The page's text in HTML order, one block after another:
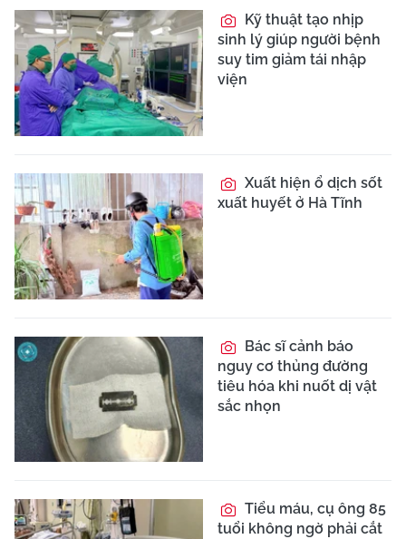
Kỹ thuật tạo nhịp
sinh lý giúp người bệnh
suy tim giảm tái nhập
viện
Xuất hiện ổ dịch sốt
xuất huyết ở Hà Tĩnh
Bác sĩ cảnh báo
nguy cơ thủng đường
tiêu hóa khi nuốt dị vật
sắc nhọn
Tiểu máu, cụ ông 85
tuổi không ngờ phải cắt